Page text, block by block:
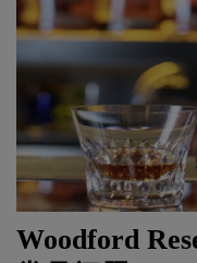
Woodford